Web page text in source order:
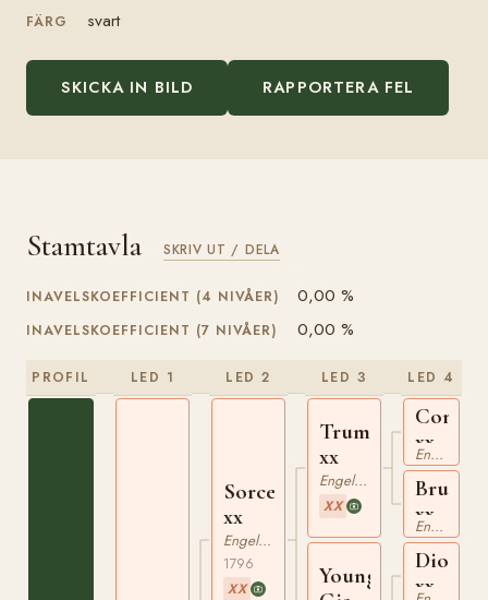
FÄRG svart
SKICKA IN BILD RAPPORTERA FEL
Stamtavla SKRIV UT / DELA
INAVELSKOEFFICIENT (4 NIVÅER) 0,00 %
INAVELSKOEFFICIENT (7 NIVÅER) 0,00 %
PROFIL LED 1 LED 2
Sorcerer
xx
Engelskt Fullblod
1796
XX
LED 3
Trumpator
xx
Engelskt Fullblod
XX
Young
LED 4
xxEngelskt Fullblod
xxEngelskt Fullblod
Diomed
xx